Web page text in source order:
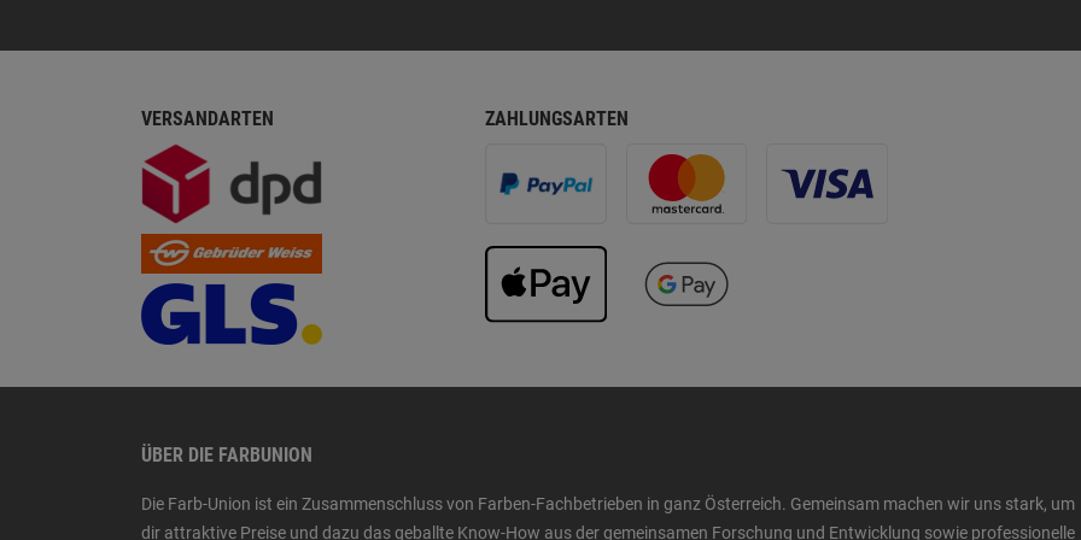
VERSANDARTEN ZAHLUNGSARTEN
ÜBER DIE FARBUNION
Die Farb-Union ist ein Zusammenschluss von Farben-Fachbetrieben in ganz Österreich. Gemeinsam machen wir uns stark, um
dir attraktive Preise und dazu das geballte Know-How aus der gemeinsamen Forschung und Entwicklung sowie professionelle